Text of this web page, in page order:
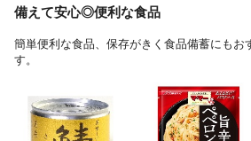
備えて安心◎便利な食品
簡単便利な食品、保存がきく食品備蓄にもお
す。